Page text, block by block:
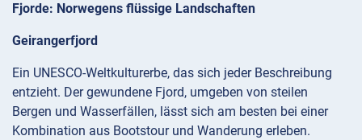
Fjorde: Norwegens flüssige Landschaften
Geirangerfjord
Ein UNESCO-Weltkulturerbe, das sich jeder Beschreibung
entzieht. Der gewundene Fjord, umgeben von steilen
Bergen und Wasserfällen, lässt sich am besten bei einer
Kombination aus Bootstour und Wanderung erleben.